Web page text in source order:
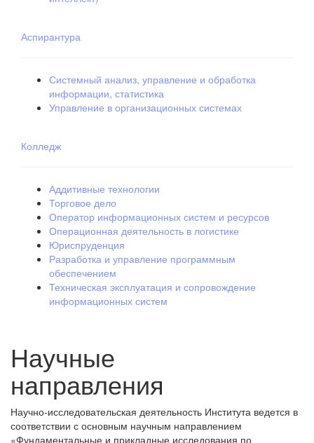
Аспирантура
Системный анализ, управление и обработка
информации, статистика
Управление в организационных системах
Колледж
Аддитивные технологии
Торговое дело
Оператор информационных систем и ресурсов
Операционная деятельность в логистике
Юриспруденция
Разработка и управление программным
обеспечением
Техническая эксплуатация и сопровождение
информационных систем
Научные
направления
Научно-исследовательская деятельность Института ведется в
соответствии с основным научным направлением
«Фундаментальные и прикладные исследования по